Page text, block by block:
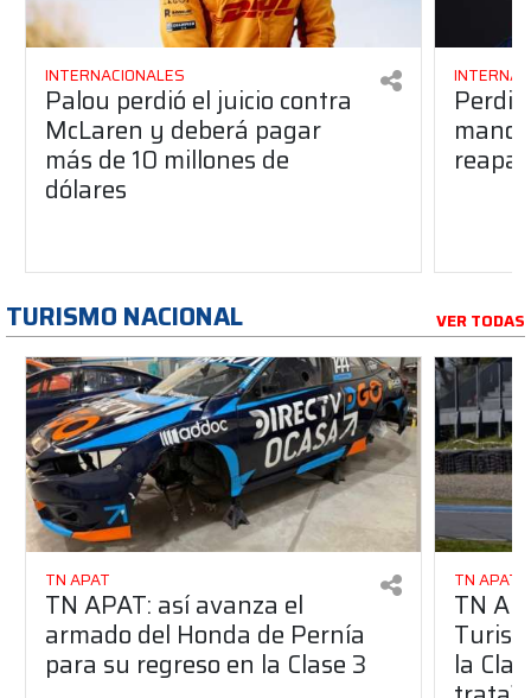
INTERNACIONALES
Palou perdió el juicio contra
McLaren y deberá pagar
más de 10 millones de
dólares
TURISMO NACIONAL VER TODAS
TN APAT
TN APAT: así avanza el
armado del Honda de Pernía
para su regreso en la Clase 3
TN APAT
TN
la